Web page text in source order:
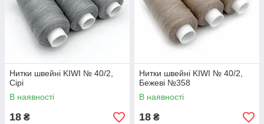
Нитки швейні KIWI № 40/2,
Сірі
В наявності
18 ₴
Нитки швейні KIWI № 40/2,
Бежеві №358
В наявності
18 ₴